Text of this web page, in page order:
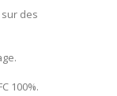
des
100%.